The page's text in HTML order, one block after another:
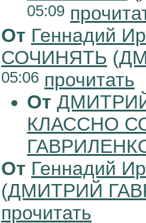
05:09
От Геннадий
СОЧИНЯТЬ (
05:06 прочитать
От
КЛАССНО
От Геннадий
(ДМИТРИЙ
прочитать